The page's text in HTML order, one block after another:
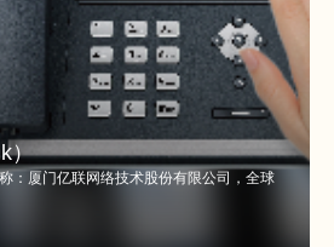
）
：厦门亿联网络技术股份有限公司，全球